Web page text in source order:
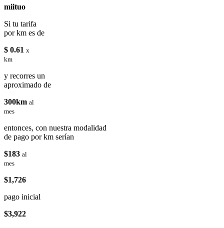
miituo
Si tu tarifa
por km es de
$ 0.61 x
km
y recorres un
aproximado de
300km al
mes
entonces, con nuestra modalidad
de pago por km serían
$183 al
mes
$1,726
pago inicial
$3,922